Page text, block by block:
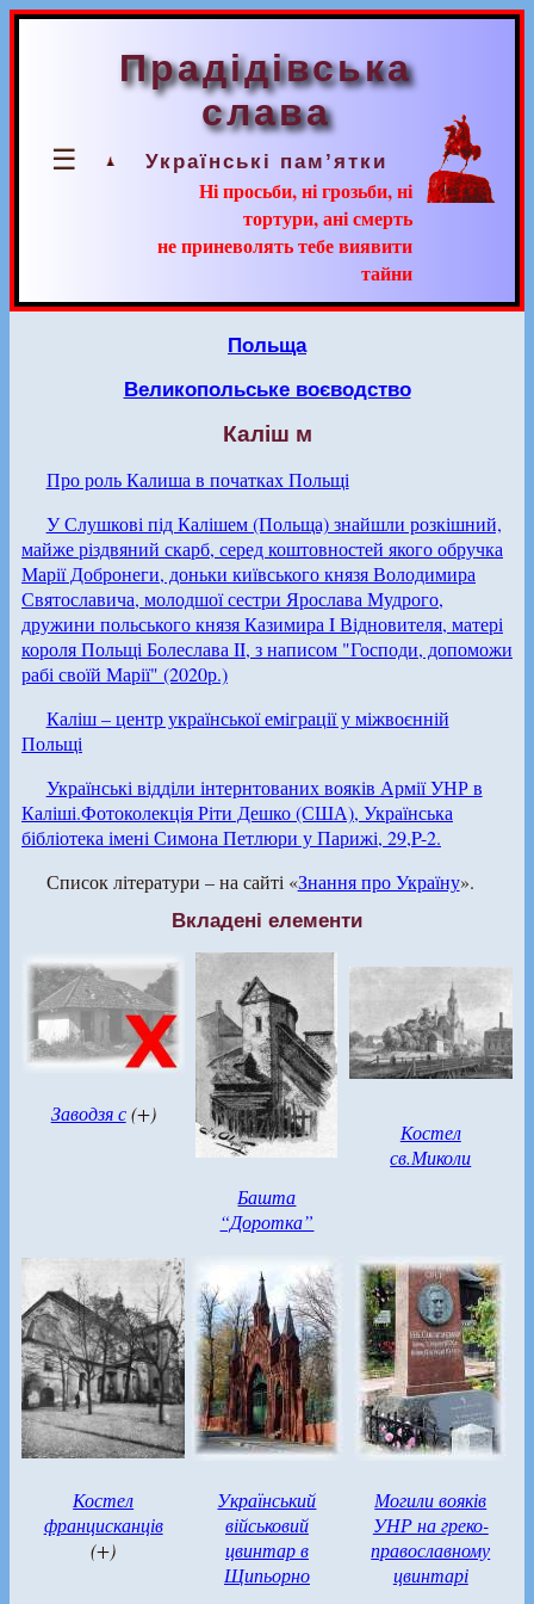
☰
Прадідівська
слава
Українські пам’ятки
Ні просьби, ні грозьби, ні
тортури, ані смерть
не приневолять тебе виявити
тайни
Польща
Великопольське воєводство
Каліш м
Про роль Калиша в початках Польщі
У Слушкові під Калішем (Польща) знайшли розкішний,
майже різдвяний скарб, серед коштовностей якого обручка
Марії Добронеги, доньки київського князя Володимира
Святославича, молодшої сестри Ярослава Мудрого,
дружини польського князя Казимира I Відновителя, матері
короля Польщі Болеслава II, з написом "Господи, допоможи
рабі своїй Марії" (2020р.)
Каліш – центр української еміграції у міжвоєнній
Польщі
Українські відділи інтернтованих вояків Армії УНР в
Каліші.Фотоколекція Ріти Дешко (США), Українська
бібліотека імені Симона Петлюри у Парижі, 29,P-2.
Список літератури – на сайті «Знання про Україну».
Вкладені елементи
Заводзя с(+)
Башта
“Доротка”
Костел
св.Миколи
Костел
францисканців
(+)
Український
військовий
цвинтар в
Щипьорно
Могили вояків
УНР на греко-
православному
цвинтарі